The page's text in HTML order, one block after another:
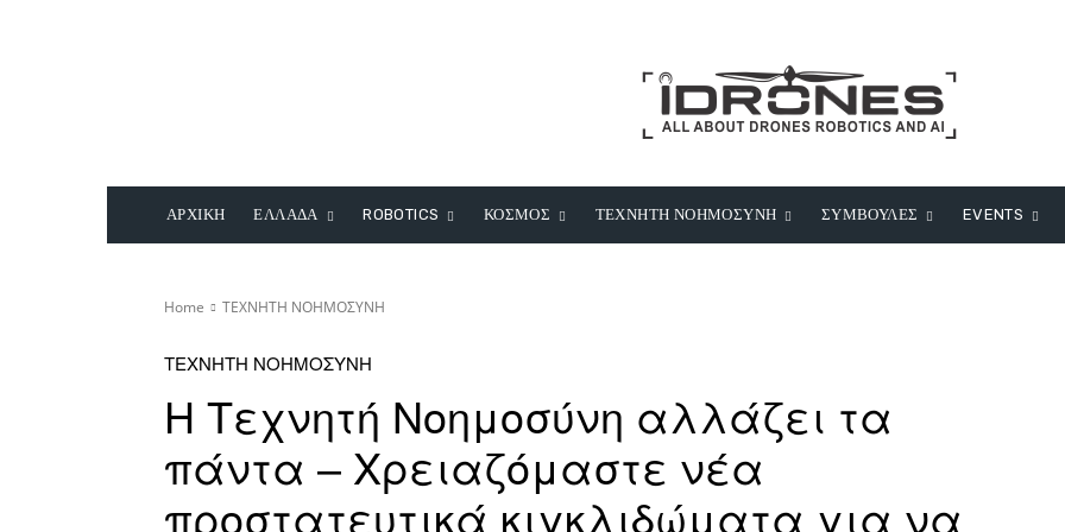
ΑΡΧΙΚΗ ΕΛΛΑΔΑ ROBOTICS ΚΟΣΜΟΣ ΤΕΧΝΗΤΗ ΝΟΗΜΟΣΥΝΗ ΣΥΜΒΟΥΛΕΣ EVENTS
Home ΤΕΧΝΗΤΗ ΝΟΗΜΟΣΥΝΗ
ΤΕΧΝΗΤΗ ΝΟΗΜΟΣΥΝΗ
Η Τεχνητή Νοημοσύνη αλλάζει τα
πάντα – Χρειαζόμαστε νέα
προστατευτικά κιγκλιδώματα για να